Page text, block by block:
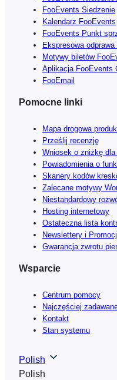
FooEvents Siedzenie
Kalendarz FooEvents
FooEvents Punkt
Ekspresowa
Motywy biletów
Aplikacja FooEvents
FooEmail
Pomocne linki
Mapa drogowa
Prześlij recenzję
Wniosek o zniżkę
Powiadomienia o
Skanery kodów
Zalecane motywy
Niestandardowy
Hosting internetowy
Ostateczna lista
Newslettery i
Gwarancja zwrotu
Wsparcie
Centrum pomocy
Najczęściej
Kontakt
Stan systemu
Polish
Polish